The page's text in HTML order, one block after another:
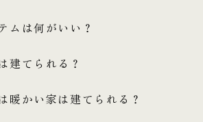
ムは何がいい？
建てられる？
暖かい家は建てられる？